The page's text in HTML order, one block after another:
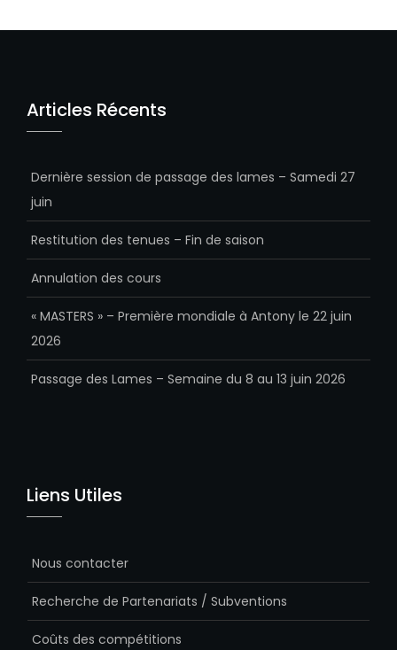
Articles Récents
Dernière session de passage des lames – Samedi 27
juin
Restitution des tenues – Fin de saison
Annulation des cours
« MASTERS » – Première mondiale à Antony le 22 juin
2026
Passage des Lames – Semaine du 8 au 13 juin 2026
Liens Utiles
Nous contacter
Recherche de Partenariats / Subventions
Coûts des compétitions